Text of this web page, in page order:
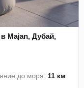
Majan, Дубай,
до моря: 11 км